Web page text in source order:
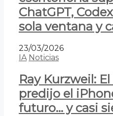
ChatGPT,
sola ventana y
23/03/2026
IA Noticias
Ray Kurzweil:
predijo el
futuro… y casi